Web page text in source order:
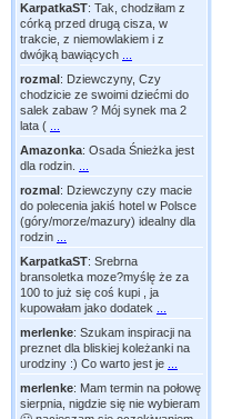
KarpatkaST: Tak, chodziłam z
córką przed drugą cisza, w
trakcie, z niemowlakiem i z
dwójką bawiących
rozmal: Dziewczyny, Czy
chodzicie ze swoimi dziećmi do
salek zabaw ? Mój synek ma 2
lata (
Amazonka: Osada Śnieżka jest
dla rodzin.
rozmal: Dziewczyny czy macie
do polecenia jakiś hotel w Polsce
(góry/morze/mazury) idealny dla
rodzin
KarpatkaST: Srebrna
bransoletka moze?myślę że za
100 to już się coś kupi , ja
kupowałam jako dodatek
merlenke: Szukam inspiracji na
preznet dla bliskiej koleżanki na
urodziny :) Co warto jest je
merlenke: Mam termin na połowę
sierpnia, nigdzie się nie wybieram